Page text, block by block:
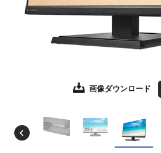
画像ダウンロード
画像ダウンロード JPEG
画像ダウンロード JPEG
画像ダウンロード JPEG
画像ダウンロード JPEG
画像ダウンロード JPEG
画像ダウンロード JPEG